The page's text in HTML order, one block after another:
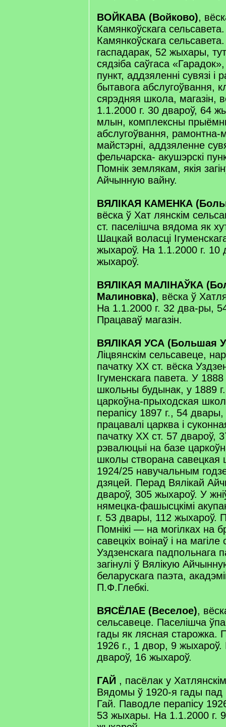
ВОЙКАВА (Войково),
Камянкоўскага
Камянкоўскага
гаспадарак, 52 жыхары, тут
сядзіба саўгаса
пункт, аддзяленні сувязі і
бытавога абслугоўвання,
сярэдняя школа, магазін,
1.1.2000 г. 30 двароў, 64
млын, комплексны
абслугоўвання, рамонтна-
майстэрні, аддзяленне
фельчарска- акушэрскі
Помнік землякам, якія
Айчынную вайну.
ВЯЛІКАЯ КАМЕНКА
вёска ў Хат лянскім
ст. паселішча вядома як
Шацкай воласці
жыхароў. На 1.1.2000 г. 10
жыхароў.
ВЯЛІКАЯ МАЛІНАЎКА
Малиновка), вёска ў
На 1.1.2000 г. 32 два-ры,
Працаваў магазін.
ВЯЛІКАЯ УСА (Большая
Ліцвянскім сельсавеце,
пачатку XX ст. вёска
Ігуменскага павета. У
школьны будынак, у 1889
царкоўна-прыходская
перапісу 1897 г., 54
працавалі царква і
пачатку XX ст. 57 двароў,
рэвалюцыі на базе
школы створана савецкая
1924/25 навучальным
дзяцей. Перад Вялікай
двароў, 305 жыхароў. У
нямецка-фашысцкімі
г. 53 двары, 112 жыхароў.
Помнікі — на могілках на
савецкіх воінаў і на магіле
Уздзенскага падпольнага
загінулі ў Вялікую
беларускага паэта,
П.Ф.Глебкі.
ВЯСЁЛАЕ (Веселое),
сельсавеце. Паселішча
гады як лясная старожка.
1926 г., 1 двор, 9 жыхароў.
двароў, 16 жыхароў.
ГАЙ , пасёлак у
Вядомы ў 1920-я гады пад
Гай. Паводле перапісу
53 жыхары. На 1.1.2000 г.